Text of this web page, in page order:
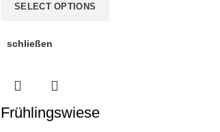
SELECT OPTIONS
schließen
Frühlingswiese